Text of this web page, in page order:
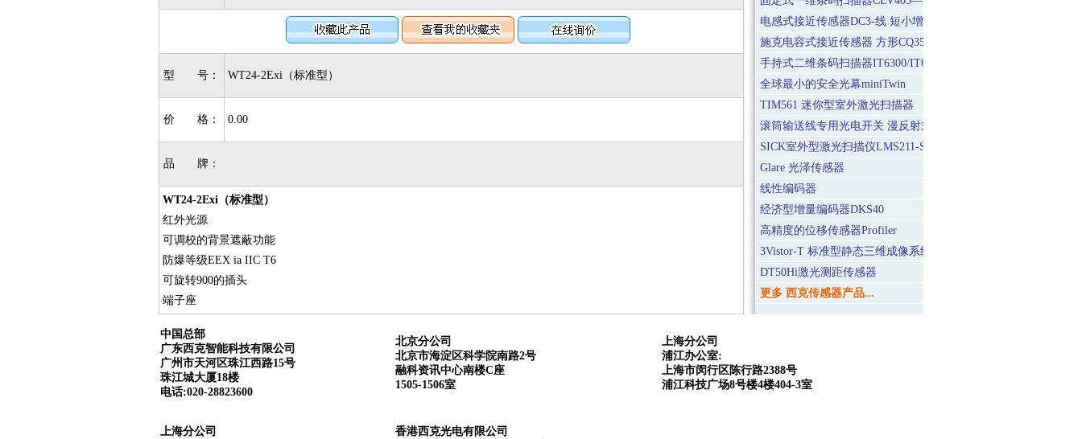
型 号： WT24-2Exi（标准型）
价 格： 0.00
品 牌：
WT24-2Exi（标准型）
红外光源
可调校的背景遮蔽功能
防爆等级EEX ia IIC T6
可旋转900的插头
端子座
电感式接近传感器DC3-线 短小增强型
施克电容式接近传感器 方形CQ35
手持式二维条码扫描器IT6300/IT6320(无线式)
全球最小的安全光幕miniTwin
TIM561 迷你型室外激光扫描器
滚筒输送线专用光电开关 漫反射式WTR1/WTR2
SICK室外型激光扫描仪LMS211-S14快速型
Glare 光泽传感器
线性编码器
经济型增量编码器DKS40
高精度的位移传感器Profiler
3Vistor-T 标准型静态三维成像系统
DT50Hi激光测距传感器
更多 西克传感器产品...
中国总部
广东西克智能科技有限公司
广州市天河区珠江西路15号
珠江城大厦18楼
电话:020-28823600
北京分公司
北京市海淀区科学院南路2号
融科资讯中心南楼C座
1505-1506室
上海分公司
浦江办公室:
上海市闵行区陈行路2388号
浦江科技广场8号楼4楼404-3室
上海分公司
香港西克光电有限公司